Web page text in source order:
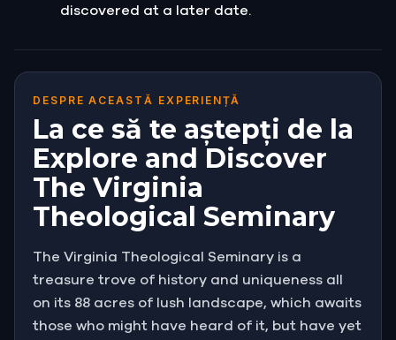
discovered at a later date.
DESPRE ACEASTĂ EXPERIENȚĂ
La ce să te aștepți de la
Explore and Discover
The Virginia
Theological Seminary
The Virginia Theological Seminary is a
treasure trove of history and uniqueness all
on its 88 acres of lush landscape, which awaits
those who might have heard of it, but have yet